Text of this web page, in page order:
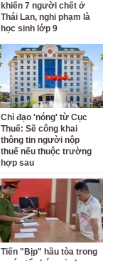
khiến 7 người chết ở
Thái Lan, nghi phạm là
học sinh lớp 9
Chỉ đạo 'nóng' từ Cục
Thuế: Sẽ công khai
thông tin người nộp
thuế nếu thuộc trường
hợp sau
Tiến "Bịp" hầu tòa trong